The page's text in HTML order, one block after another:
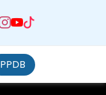
PPDB